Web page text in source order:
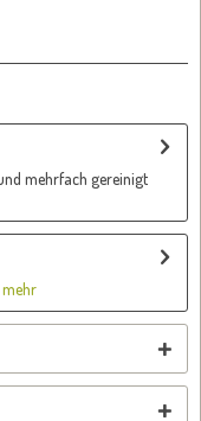
mehrfach gereinigt
mehr